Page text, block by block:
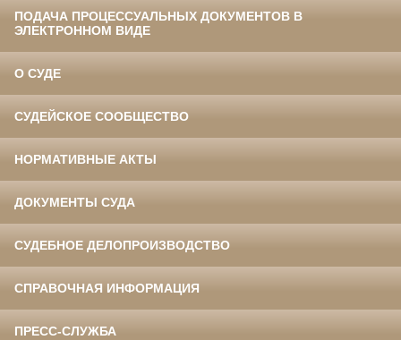
ПОДАЧА ПРОЦЕССУАЛЬНЫХ ДОКУМЕНТОВ В
ЭЛЕКТРОННОМ ВИДЕ
О СУДЕ
СУДЕЙСКОЕ СООБЩЕСТВО
НОРМАТИВНЫЕ АКТЫ
ДОКУМЕНТЫ СУДА
СУДЕБНОЕ ДЕЛОПРОИЗВОДСТВО
СПРАВОЧНАЯ ИНФОРМАЦИЯ
ПРЕСС-СЛУЖБА